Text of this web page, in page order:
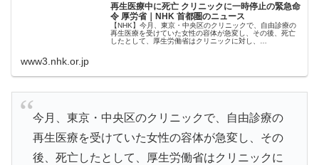
再生医療中に死亡 クリニックに一時停止の緊急命
令 厚労省｜NHK 首都圏のニュース
【NHK】今月、東京・中央区のクリニックで、自由診療の
再生医療を受けていた女性の容体が急変し、その後、死亡
したとして、厚生労働省はクリニックに対し、…
www3.nhk.or.jp
今月、東京・中央区のクリニックで、自由診療の
再生医療を受けていた女性の容体が急変し、その
後、死亡したとして、厚生労働省はクリニックに